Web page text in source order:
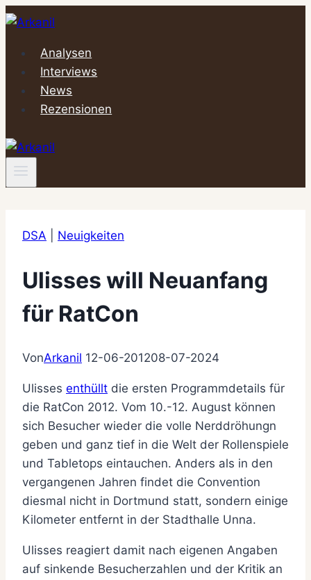
Zum
springenAnalysen
Interviews
News
Rezensionen
DSA Neuigkeiten
Ulisses will Neuanfang
für RatCon
VonArkanil 12-06-201208-07-2024
Ulisses enthüllt die ersten Programmdetails für
die RatCon 2012. Vom 10.-12. August können
sich Besucher wieder die volle Nerddröhungn
geben und ganz tief in die Welt der Rollenspiele
und Tabletops eintauchen. Anders als in den
vergangenen Jahren findet die Convention
diesmal nicht in Dortmund statt, sondern einige
Kilometer entfernt in der Stadthalle Unna.
Ulisses reagiert damit nach eigenen Angaben
auf sinkende Besucherzahlen und der Kritik an